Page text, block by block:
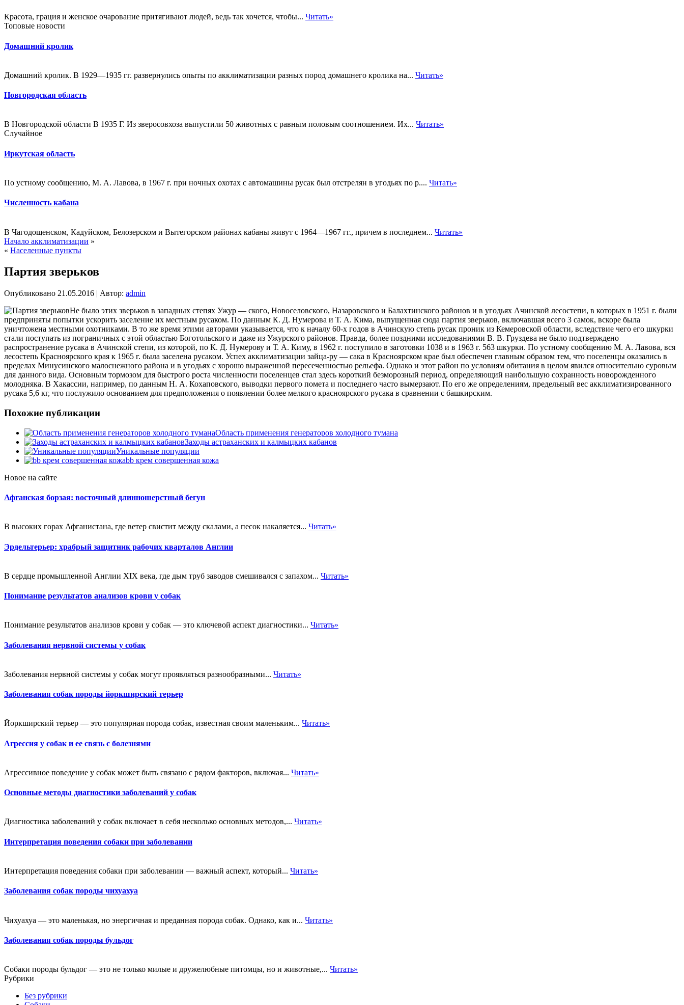
Красота, грация и женское очарование притягивают людей, ведь так хочется, чтобы... Читать»
Топовые новости
Домашний кролик
Домашний кролик. В 1929—1935 гг. развернулись опыты по акклиматизации разных пород домашнего кролика на... Читать»
Новгородская область
В Новгородской области В 1935 Г. Из зверосовхоза выпустили 50 животных с равным половым соотношением. Их... Читать»
Случайное
Иркутская область
По устному сообщению, М. А. Лавова, в 1967 г. при ночных охотах с автомашины русак был отстрелян в угодьях по р.... Читать»
Численность кабана
В Чагодощенском, Кадуйском, Белозерском и Вытегорском районах кабаны живут с 1964—1967 гг., причем в последнем... Читать»
Начало акклиматизации »
« Населенные пункты
Партия зверьков
Опубликовано 21.05.2016 | Автор: admin
Не было этих зверьков в западных степях Ужур — ского, Новоселовского, Назаровского и Балахтинского районов и в угодьях Ачинской лесостепи, в которых в 1951 г. были
предприняты попытки ускорить заселение их местным русаком. По данным К. Д. Нумерова и Т. А. Кима, выпущенная сюда партия зверьков, включавшая всего 3 самок, вскоре была
уничтожена местными охотниками. В то же время этими авторами указывается, что к началу 60-х годов в Ачинскую степь русак проник из Кемеровской области, вследствие чего его шкурки
стали поступать из пограничных с этой областью Боготольского и даже из Ужурского районов. Правда, более поздними исследованиями В. В. Груздева не было подтверждено
распространение русака в Ачинской степи, из которой, по К. Д. Нумерову и Т. А. Киму, в 1962 г. поступило в заготовки 1038 и в 1963 г. 563 шкурки. По устному сообщению М. А. Лавова, вся
лесостепь Красноярского края к 1965 г. была заселена русаком. Успех акклиматизации зайца-ру — сака в Красноярском крае был обеспечен главным образом тем, что поселенцы оказались в
пределах Минусинского малоснежного района и в угодьях с хорошо выраженной пересеченностью рельефа. Однако и этот район по условиям обитания в целом явился относительно суровым
для данного вида. Основным тормозом для быстрого роста численности поселенцев стал здесь короткий безморозный период, определяющий наибольшую сохранность новорожденного
молодняка. В Хакассии, например, по данным Н. А. Кохаповского, выводки первого помета и последнего часто вымерзают. По его же определениям, предельный вес акклиматизированного
русака 5,6 кг, что послужило основанием для предположения о появлении более мелкого красноярского русака в сравнении с башкирским.
Похожие публикации
Область применения генераторов холодного тумана
Заходы астраханских и калмыцких кабанов
Уникальные популяции
bb крем совершенная кожа
Новое на сайте
Афганская борзая: восточный длинношерстный бегун
В высоких горах Афганистана, где ветер свистит между скалами, а песок накаляется... Читать»
Эрдельтерьер: храбрый защитник рабочих кварталов Англии
В сердце промышленной Англии XIX века, где дым труб заводов смешивался с запахом... Читать»
Понимание результатов анализов крови у собак
Понимание результатов анализов крови у собак — это ключевой аспект диагностики... Читать»
Заболевания нервной системы у собак
Заболевания нервной системы у собак могут проявляться разнообразными... Читать»
Заболевания собак породы йоркширский терьер
Йоркширский терьер — это популярная порода собак, известная своим маленьким... Читать»
Агрессия у собак и ее связь с болезнями
Агрессивное поведение у собак может быть связано с рядом факторов, включая... Читать»
Основные методы диагностики заболеваний у собак
Диагностика заболеваний у собак включает в себя несколько основных методов,... Читать»
Интерпретация поведения собаки при заболевании
Интерпретация поведения собаки при заболевании — важный аспект, который... Читать»
Заболевания собак породы чихуахуа
Чихуахуа — это маленькая, но энергичная и преданная порода собак. Однако, как и... Читать»
Заболевания собак породы бульдог
Собаки породы бульдог — это не только милые и дружелюбные питомцы, но и животные,... Читать»
Рубрики
Без рубрики